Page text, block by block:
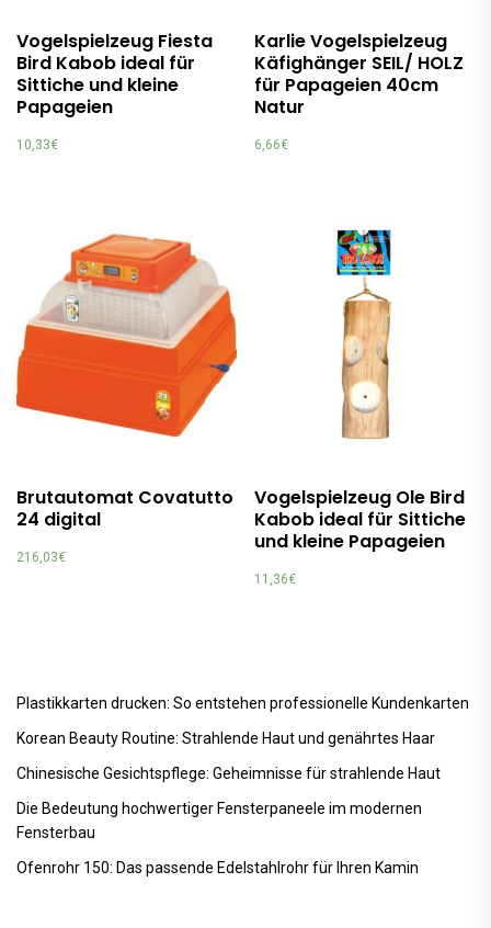
Vogelspielzeug Fiesta
Bird Kabob ideal für
Sittiche und kleine
Papageien
10,33€
Karlie Vogelspielzeug
Käfighänger SEIL/ HOLZ
für Papageien 40cm
Natur
6,66€
Brutautomat Covatutto
24 digital
216,03€
Vogelspielzeug Ole Bird
Kabob ideal für Sittiche
und kleine Papageien
11,36€
Plastikkarten drucken: So entstehen professionelle Kundenkarten
Korean Beauty Routine: Strahlende Haut und genährtes Haar
Chinesische Gesichtspflege: Geheimnisse für strahlende Haut
Die Bedeutung hochwertiger Fensterpaneele im modernen
Fensterbau
Ofenrohr 150: Das passende Edelstahlrohr für Ihren Kamin